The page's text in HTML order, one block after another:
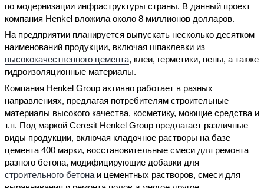
по модернизации инфраструктуры страны. В данный проект
компания Henkel вложила около 8 миллионов долларов.
На предприятии планируется выпускать несколько десятком
наименований продукции, включая шпаклевки из
высококачественного цемента, клеи, герметики, пены, а также
гидроизоляционные материалы.
Компания Henkel Group активно работает в разных
направлениях, предлагая потребителям строительные
материалы высокого качества, косметику, моющие средства и
т.п. Под маркой Ceresit Henkel Group предлагает различные
виды продукции, включая кладочное растворы на базе
цемента 400 марки, восстановительные смеси для ремонта
разного бетона, модифицирующие добавки для
строительного бетона и цементных растворов, смеси для